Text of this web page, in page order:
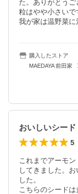
た。ありがとうご
粒はやや小さいで
購入したストア
MAEDAYA 前田家
おいしいシード
5
これまでアーモ
してきました。
した。
こちらのシード